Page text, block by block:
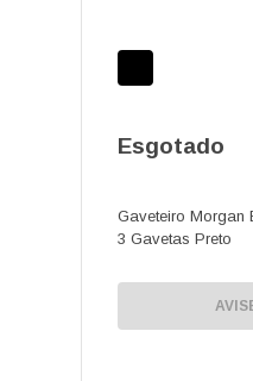
Esgotado
Gaveteiro Morgan
3 Gavetas Preto